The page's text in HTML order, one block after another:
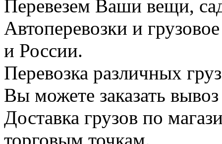
Перевезем Ваши вещи,
Автоперевозки и
и России.
Перевозка различных
Вы можете заказать
Доставка грузов по
торговым точкам.